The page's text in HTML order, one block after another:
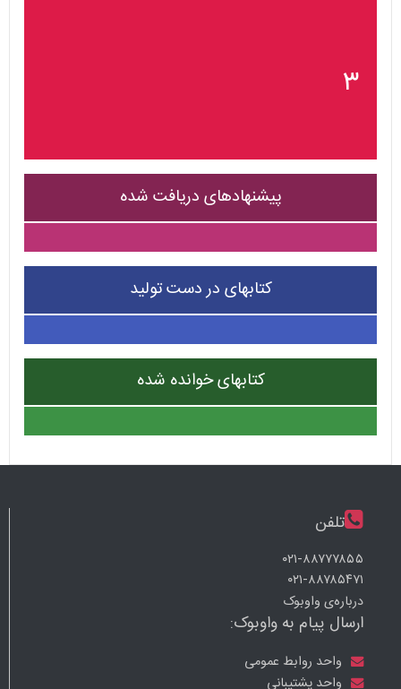
۳
پیشنهادهای دریافت شده
کتابهای در دست تولید
کتابهای خوانده شده
تلفن
۰۲۱-۸۸۷۷۷۸۵۵
۰۲۱-۸۸۷۸۵۴۷۱
درباره‌ی واوبوک
ارسال پیام به واوبوک:
واحد روابط عمومی
واحد پشتیبانی